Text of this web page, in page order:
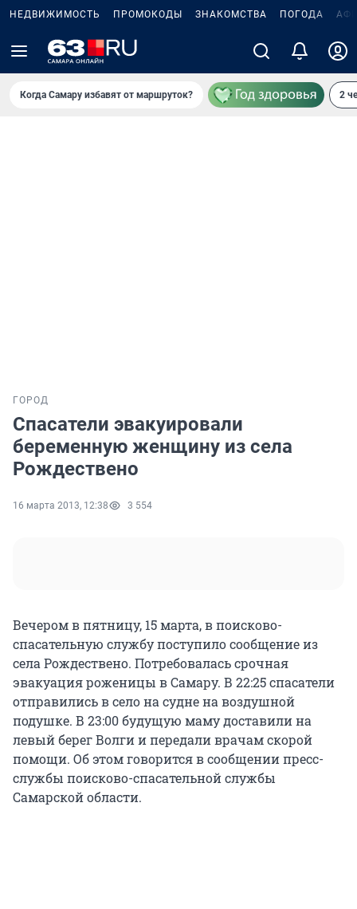
НЕДВИЖИМОСТЬ ПРОМОКОДЫ ЗНАКОМСТВА ПОГОДА
Когда Самару избавят от маршруток? 2
ГОРОД
Спасатели эвакуировали
беременную женщину из села
Рождествено
16 марта 2013, 12:38 3 554
Вечером в пятницу, 15 марта, в поисково-
спасательную службу поступило сообщение из
села Рождествено. Потребовалась срочная
эвакуация роженицы в Самару. В 22:25 спасатели
отправились в село на судне на воздушной
подушке. В 23:00 будущую маму доставили на
левый берег Волги и передали врачам скорой
помощи. Об этом говорится в сообщении пресс-
службы поисково-спасательной службы
Самарской области.